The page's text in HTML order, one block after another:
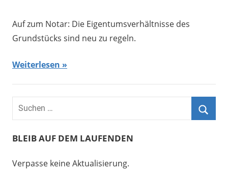
Auf zum Notar: Die Eigentumsverhältnisse des
Grundstücks sind neu zu regeln.
Weiterlesen
BLEIB AUF DEM LAUFENDEN
Verpasse keine Aktualisierung.